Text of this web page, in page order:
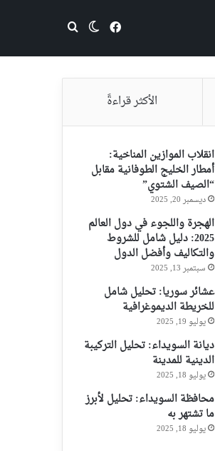
فيسبوكالوضع المظلم
بحث عن
الأكثر قراءةً
انقلاب الموازين المناخية:
أمطار الخليج الطوفانية مقابل
“الصيف الشتوي”
ديسمبر 20, 2025
الهجرة واللجوء في دول العالم
2025: دليل شامل للشروط
والتكاليف وأفضل الدول
سبتمبر 13, 2025
عشائر سوريا: تحليل شامل
للخريطة الديموغرافية
يوليو 19, 2025
ديانة السويداء: تحليل التركيبة
الدينية للمدينة
يوليو 18, 2025
محافظة السويداء: تحليل لأبرز
ما تشتهر به
يوليو 18, 2025